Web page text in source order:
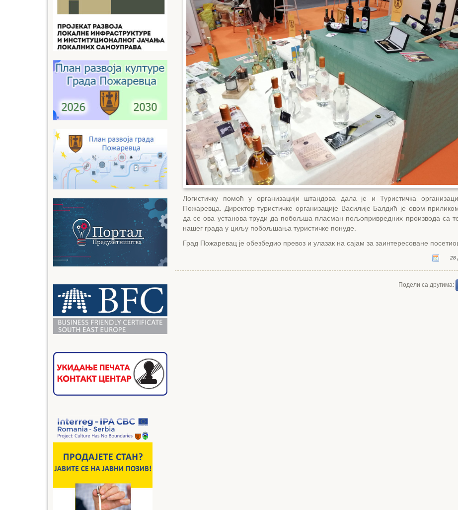
Логистичку помоћ у организацији штандова дала је и Туристичка
Пожаревца. Директор туристичке организације Василије Балдић је овом
да се ова установа труди да побољша пласман пољопривредних производа са
нашег града у циљу побољшања туристичке понуде.
Град Пожаревац је обезбедио превоз и улазак на сајам за заинтересоване
28
Подели са другима: